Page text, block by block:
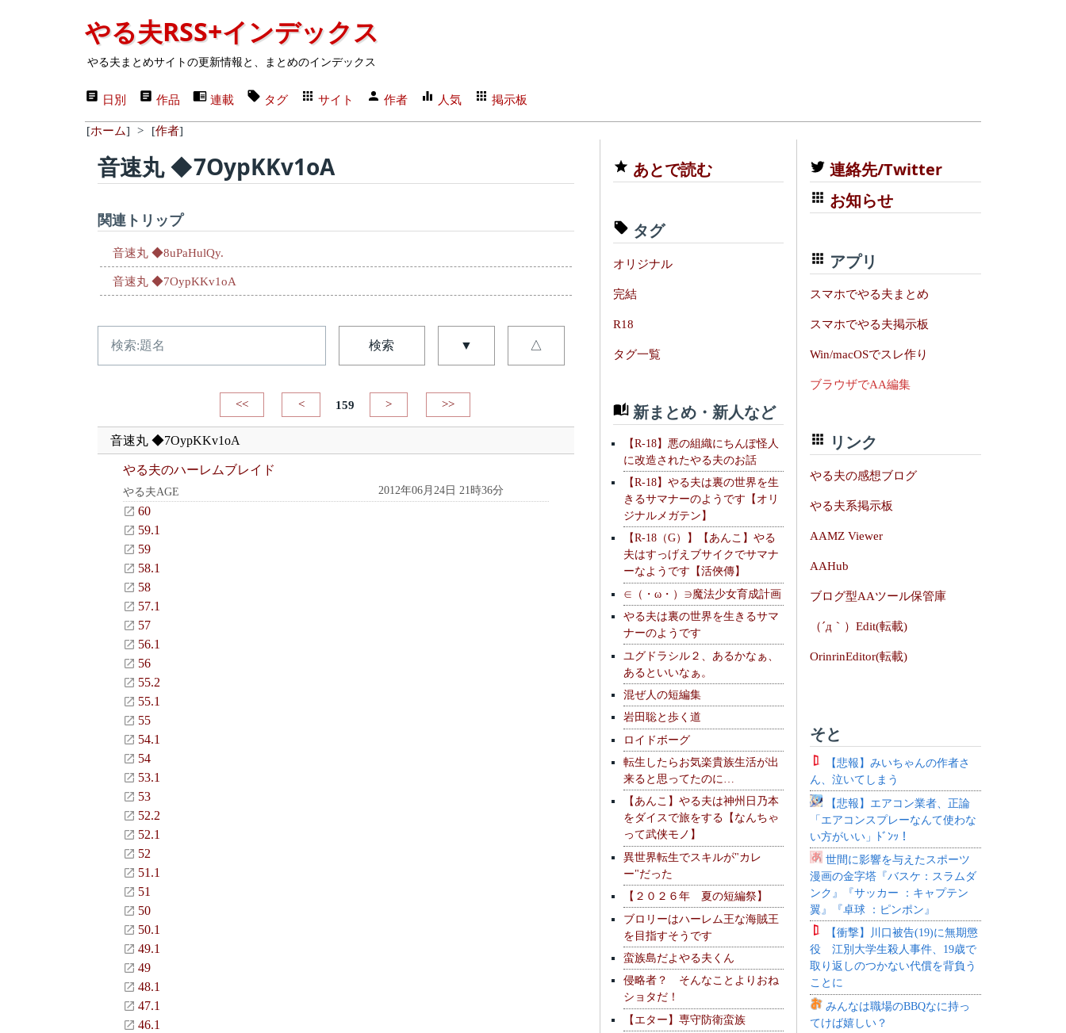
やる夫RSS+インデックス
やる夫まとめサイトの更新情報と、まとめのインデックス
日別 作品 連載 タグ サイト 作者 人気 掲示板
[ホーム] > [作者]
音速丸 ◆7OypKKv1oA
関連トリップ
音速丸 ◆8uPaHulQy.
音速丸 ◆7OypKKv1oA
検索 ▼ △
<< < 159 > >>
音速丸 ◆7OypKKv1oA
やる夫のハーレムブレイド
やる夫AGE 2012年06月24日 21時36分
60
59.1
59
58.1
58
57.1
57
56.1
56
55.2
55.1
55
54.1
54
53.1
53
52.2
52.1
52
51.1
51
50
50.1
49.1
49
48.1
47.1
46.1
あとで読む
タグ
オリジナル
完結
R18
タグ一覧
新まとめ・新人など
【R-18】悪の組織にちんぽ怪人
に改造されたやる夫のお話
【R-18】やる夫は裏の世界を生
きるサマナーのようです【オリ
ジナルメガテン】
【R-18（G）】【あんこ】やる
夫はすっげえブサイクでサマナ
ーなようです【活俠傳】
∈（・ω・）∋魔法少女育成計画
やる夫は裏の世界を生きるサマ
ナーのようです
ユグドラシル２、あるかなぁ、
あるといいなぁ。
混ぜ人の短編集
岩田聡と歩く道
ロイドボーグ
転生したらお気楽貴族生活が出
来ると思ってたのに…
【あんこ】やる夫は神州日乃本
をダイスで旅をする【なんちゃ
って武侠モノ】
異世界転生でスキルが"カレ
ー"だった
【２０２６年 夏の短編祭】
ブロリーはハーレム王な海賊王
を目指すそうです
蛮族島だよやる夫くん
侵略者？ そんなことよりおね
ショタだ！
【エター】専守防衛蛮族
連絡先/Twitter
お知らせ
アプリ
スマホでやる夫まとめ
スマホでやる夫掲示板
Win/macOSでスレ作り
ブラウザでAA編集
リンク
やる夫の感想ブログ
やる夫系掲示板
AAMZ Viewer
AAHub
ブログ型AAツール保管庫
（´д｀）Edit(転載)
OrinrinEditor(転載)
そと
【悲報】みいちゃんの作者さ
ん、泣いてしまう
【悲報】エアコン業者、正論
「エアコンスプレーなんて使わな
い方がいい」ﾄﾞﾝｯ！
世間に影響を与えたスポーツ
漫画の金字塔『バスケ：スラムダ
ンク』『サッカー ：キャプテン
翼』『卓球 ：ピンポン』
【衝撃】川口被告(19)に無期懲
役 江別大学生殺人事件、19歳で
取り返しのつかない代償を背負う
ことに
みんなは職場のBBQなに持っ
てけば嬉しい？